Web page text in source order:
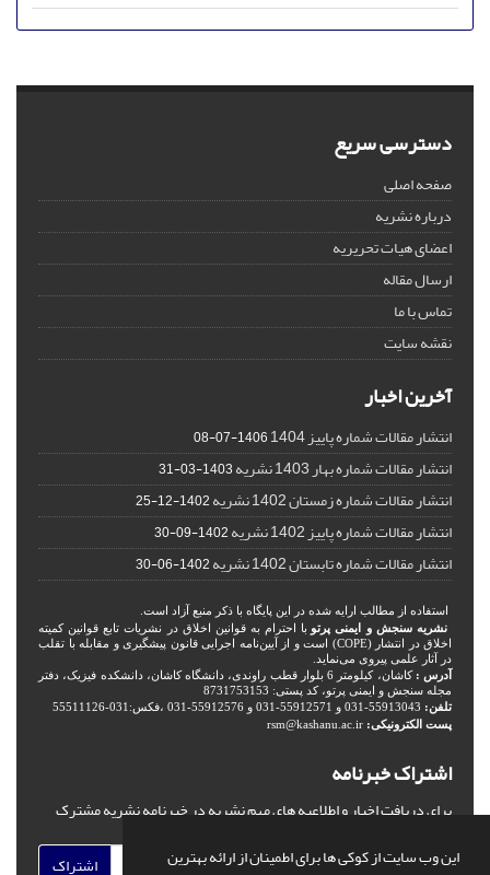
این وب سایت از کوکی ها برای اطمینان از ارائه بهترین
دسترسی سریع
صفحه اصلی
درباره نشریه
اعضای هیات تحریریه
ارسال مقاله
تماس با ما
نقشه سایت
آخرین اخبار
انتشار مقالات شماره پاییز 1404 1406-07-08
انتشار مقالات شماره بهار 1403 نشریه 1403-03-31
انتشار مقالات شماره زمستان 1402 نشریه 1402-12-25
انتشار مقالات شماره پاییز 1402 نشریه 1402-09-30
انتشار مقالات شماره تابستان 1402 نشریه 1402-06-30
استفاده از مطالب ارایه شده در این پایگاه با ذکر منبع آزاد است.
نشریه سنجش و ایمنی پرتو با احترام به قوانین اخلاق در نشریات تابع قوانین کمیته
اخلاق در انتشار (COPE) است و از آیین‌نامه اجرایی قانون پیشگیری و مقابله با تقلب
در آثار علمی پیروی می‌نماید.
آدرس :
کاشان، کیلومتر 6 بلوار قطب راوندی، دانشگاه کاشان، دانشکده فیزیک، دفتر
مجله سنجش و ایمنی پرتو، کد پستی: 8731753153
تلفن:
پست الکترونیکی: rsm@kashanu.ac.ir
اشتراک خبرنامه
برای دریافت اخبار و اطلاعیه های مهم نشریه در خبرنامه نشریه مشترک
اشتراک